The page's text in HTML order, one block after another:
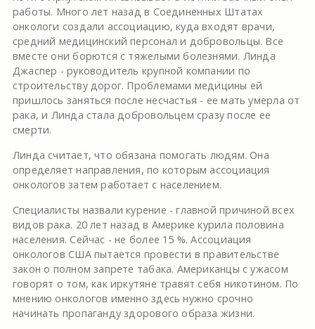
работы. Много лет назад в Соединенных Штатах
онкологи создали ассоциацию, куда входят врачи,
средний медицинский персонал и добровольцы. Все
вместе они борются с тяжелыми болезнями. Линда
Джаспер - руководитель крупной компании по
строительству дорог. Проблемами медицины ей
пришлось заняться после несчастья - ее мать умерла от
рака, и Линда стала добровольцем сразу после ее
смерти.
Линда считает, что обязана помогать людям. Она
определяет направления, по которым ассоциация
онкологов затем работает с населением.
Специалисты назвали курение - главной причиной всех
видов рака. 20 лет назад в Америке курила половина
населения. Сейчас - не более 15 %. Ассоциация
онкологов США пытается провести в правительстве
закон о полном запрете табака. Американцы с ужасом
говорят о том, как иркутяне травят себя никотином. По
мнению онкологов именно здесь нужно срочно
начинать пропаганду здорового образа жизни.